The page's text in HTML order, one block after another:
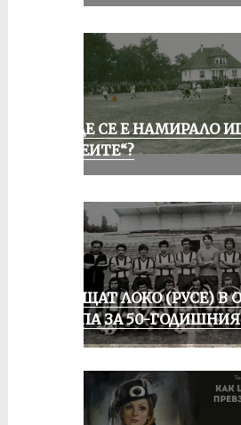
КЪДЕ СЕ Е НАМИРАЛО
„АЛЕИТЕ“?
ПРАЩАТ ЛОКО (РУСЕ) В
ГРУПА ЗА 50-